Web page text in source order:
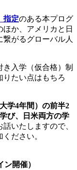
指定のある本プログ
か、アメリカと日
がるグローバル人
入学（仮合格）制
りたい点はもちろ
学4年間）の前半2
び、日米両方の学
いたしますので、
ださい。
開催）